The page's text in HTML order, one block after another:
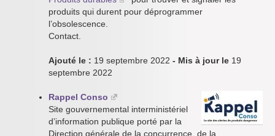
produits qui durent pour déprogrammer
l’obsolescence.
Contact.
Ajouté le : 19 septembre 2022 - Mis à jour le 19
septembre 2022
Rappel Conso
Site gouvernemental interministériel
d’information publique porté par la
Direction générale de la concurrence, de la